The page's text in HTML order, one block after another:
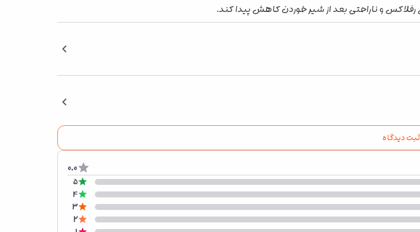
و ناراحتی بعد از شیر خوردن کاهش پیدا کند.
ثبت دیدگاه
0.0
5
4
3
2